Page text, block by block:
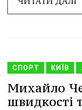
СПОРТ КИЇВ
Михайло
швидкості